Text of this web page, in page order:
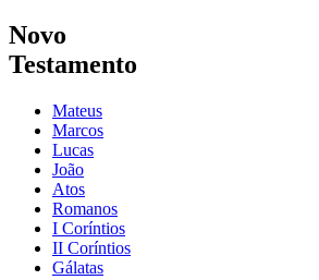
Novo
Testamento
Mateus
Marcos
Lucas
João
Atos
Romanos
I Coríntios
II Coríntios
Gálatas